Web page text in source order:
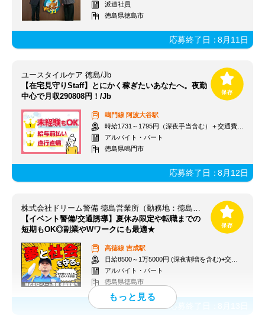
派遣社員
徳島県徳島市
応募終了日：8月11日
ユースタイルケア 徳島/Jb
【在宅見守りStaff】とにかく稼ぎたいあなたへ。夜勤
中心で月収290808円！/Jb
鳴門線 阿波大谷駅
時給1731～1795円（深夜手当含む）＋交通費支給
アルバイト・パート
徳島県鳴門市
応募終了日：8月12日
株式会社ドリーム警備 徳島営業所（勤務地：徳島県内）
【イベント警備/交通誘導】夏休み限定や転職までの
短期もOK◎副業やWワークにも最適★
高徳線 吉成駅
日給8500～1万5000円 (深夜割増を含む)+交通費
アルバイト・パート
徳島県徳島市
応募終了日：